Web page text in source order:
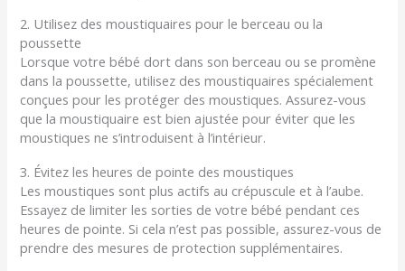
2. Utilisez des moustiquaires pour le berceau ou la
poussette
Lorsque votre bébé dort dans son berceau ou se promène
dans la poussette, utilisez des moustiquaires spécialement
conçues pour les protéger des moustiques. Assurez-vous
que la moustiquaire est bien ajustée pour éviter que les
moustiques ne s’introduisent à l’intérieur.
3. Évitez les heures de pointe des moustiques
Les moustiques sont plus actifs au crépuscule et à l’aube.
Essayez de limiter les sorties de votre bébé pendant ces
heures de pointe. Si cela n’est pas possible, assurez-vous de
prendre des mesures de protection supplémentaires.